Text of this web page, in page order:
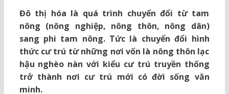
Đô thị hóa là quá trình chuyển đổi từ tam
nông (nông nghiệp, nông thôn, nông dân)
sang phi tam nông. Tức là chuyển đổi hình
thức cư trú từ những nơi vốn là nông thôn lạc
hậu nghèo nàn với kiểu cư trú truyền thống
trở thành nơi cư trú mới có đời sống văn
minh.